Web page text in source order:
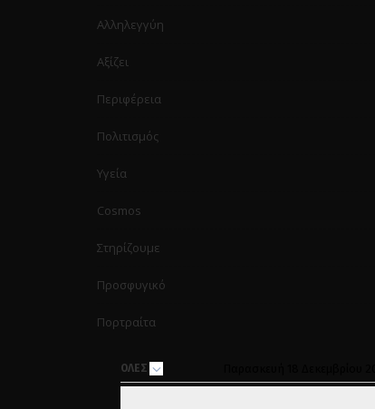
Αλληλεγγύη
Αξίζει
Περιφέρεια
Πολιτισμός
Υγεία
Cosmos
Στηρίζουμε
Προσφυγικό
Πορτραίτα